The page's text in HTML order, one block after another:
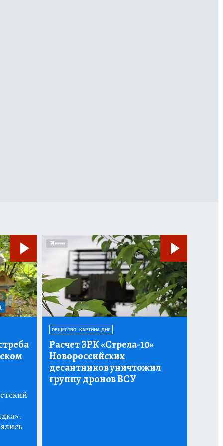
ОБЩЕСТВО: КАРТИНА ДНЯ
Расчет ЗРК «Стрела-10»
Новороссийских
десантников уничтожил
группу дронов ВСУ